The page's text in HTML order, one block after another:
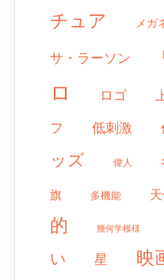
チュア
メガ
サ・ラーソン
ロ
ロゴ
フ 低刺激
ッズ
偉人
旗 多機能
的
幾何学模様
い
星 映